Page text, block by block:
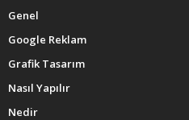
Genel
Google Reklam
Grafik Tasarım
Nasıl Yapılır
Nedir